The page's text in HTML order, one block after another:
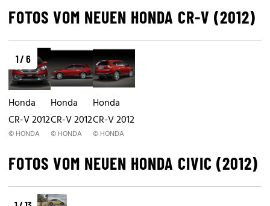
FOTOS VOM NEUEN HONDA CR-V (2012)
1 / 6
Honda
CR-V 2012
© HONDA
Honda
CR-V 2012
© HONDA
Honda
CR-V 2012
© HONDA
FOTOS VOM NEUEN HONDA CIVIC (2012)